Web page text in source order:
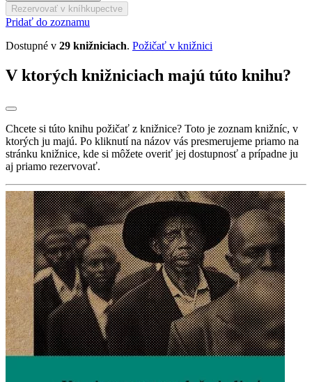
Rezervovať v kníhkupectve
Pridať do zoznamu
Dostupné v 29 knižniciach. Požičať v knižnici
V ktorých knižniciach majú túto knihu?
Chcete si túto knihu požičať z knižnice? Toto je zoznam knižníc, v
ktorých ju majú. Po kliknutí na názov vás presmerujeme priamo na
stránku knižnice, kde si môžete overiť jej dostupnosť a prípadne ju
aj priamo rezervovať.